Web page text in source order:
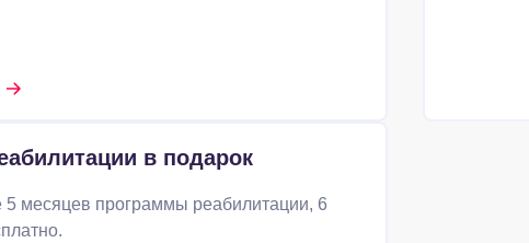
в подарок
5 месяцев программы реабилитации, 6